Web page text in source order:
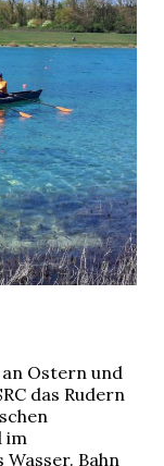
Ostern und
das Rudern
im
Bahn